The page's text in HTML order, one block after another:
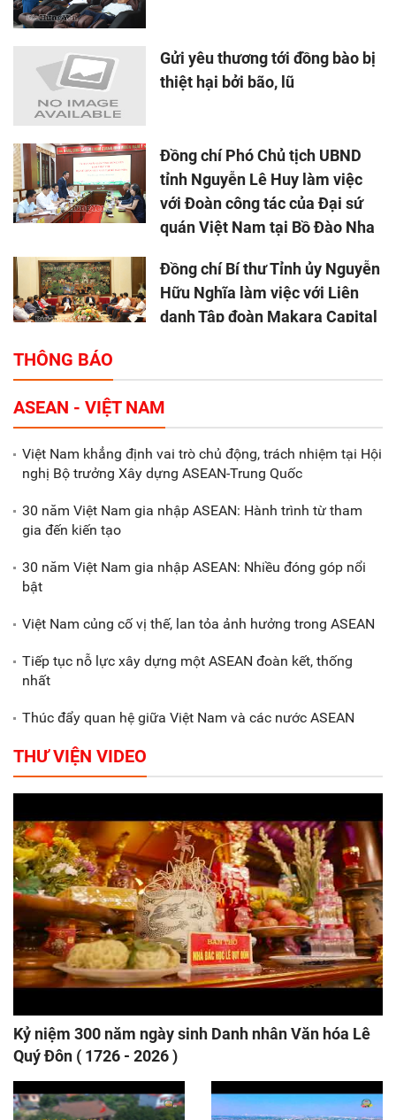
Gửi yêu thương tới đồng bào bị
thiệt hại bởi bão, lũ
Đồng chí Phó Chủ tịch UBND
tỉnh Nguyễn Lê Huy làm việc
với Đoàn công tác của Đại sứ
quán Việt Nam tại Bồ Đào Nha
Đồng chí Bí thư Tỉnh ủy Nguyễn
Hữu Nghĩa làm việc với Liên
danh Tập đoàn Makara Capital
Tổng thu ngân sách nhà nước 9
tháng đầu năm 2025 đạt trên
70.600 tỷ đồng
Xã Nam Đông Hưng: Gặp mặt,
biểu dương các doanh nghiệp,
Gắn sản xuất với phát triển văn
THÔNG BÁO
ASEAN - VIỆT NAM
Việt Nam khẳng định vai trò chủ động, trách nhiệm tại Hội
nghị Bộ trưởng Xây dựng ASEAN-Trung Quốc
30 năm Việt Nam gia nhập ASEAN: Hành trình từ tham
gia đến kiến tạo
30 năm Việt Nam gia nhập ASEAN: Nhiều đóng góp nổi
bật
Việt Nam củng cố vị thế, lan tỏa ảnh hưởng trong ASEAN
Tiếp tục nỗ lực xây dựng một ASEAN đoàn kết, thống
nhất
Thúc đẩy quan hệ giữa Việt Nam và các nước ASEAN
THƯ VIỆN VIDEO
Kỷ niệm 300 năm ngày sinh Danh nhân Văn hóa Lê
Quý Đôn ( 1726 - 2026 )